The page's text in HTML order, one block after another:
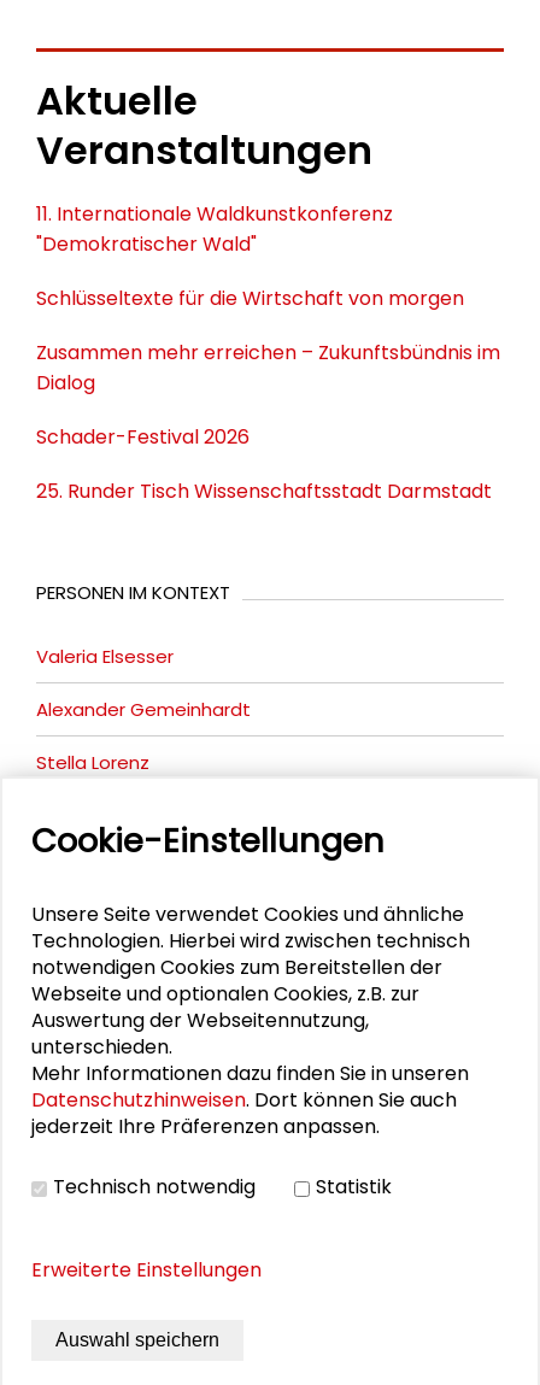
Aktuelle
Veranstaltungen
11. Internationale Waldkunstkonferenz
"Demokratischer Wald"
Schlüsseltexte für die Wirtschaft von morgen
Zusammen mehr erreichen – Zukunftsbündnis im
Dialog
Schader-Festival 2026
25. Runder Tisch Wissenschaftsstadt Darmstadt
PERSONEN IM KONTEXT
Valeria Elsesser
Alexander Gemeinhardt
Stella Lorenz
Residence-Programm: UNO & Jazz
BILDERGALERIE
Bildergalerie
Cookie-Einstellungen
Unsere Seite verwendet Cookies und ähnliche
Technologien. Hierbei wird zwischen technisch
notwendigen Cookies zum Bereitstellen der
Webseite und optionalen Cookies, z.B. zur
Auswertung der Webseitennutzung,
unterschieden.
Mehr Informationen dazu finden Sie in unseren
Datenschutzhinweisen. Dort können Sie auch
jederzeit Ihre Präferenzen anpassen.
Technisch notwendig Statistik
Erweiterte Einstellungen
Auswahl speichern